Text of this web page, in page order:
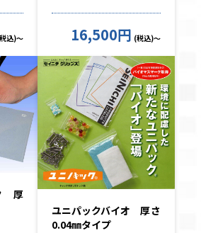
込)～ 16,500円 (税込)～
厚
ユニパックバイオ 厚さ
0.04㎜タイプ